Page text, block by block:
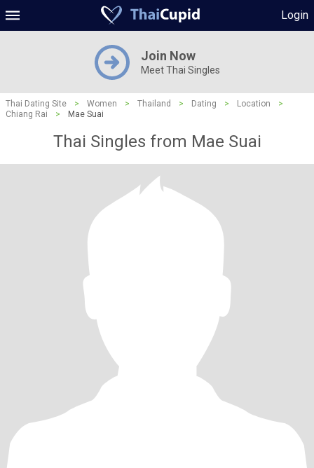
Login
Join Now
Meet Thai Singles
Thai Dating Site > Women > Thailand > Dating > Location
>
Chiang Rai
> Mae Suai
Thai Singles from Mae Suai